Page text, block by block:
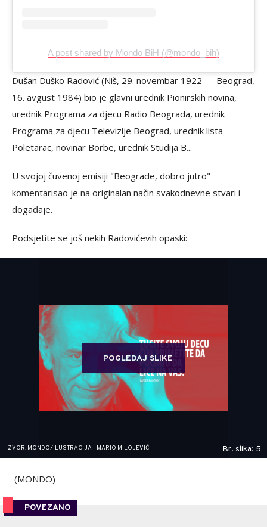
A post shared by Mondo BiH (@mondo_bih)
Dušan Duško Radović (Niš, 29. novembar 1922 — Beograd,
16. avgust 1984) bio je glavni urednik Pionirskih novina,
urednik Programa za djecu Radio Beograda, urednik
Programa za djecu Televizije Beograd, urednik lista
Poletarac, novinar Borbe, urednik Studija B...
U svojoj čuvenoj emisiji "Beograde, dobro jutro"
komentarisao je na originalan način svakodnevne stvari i
događaje.
Podsjetite se još nekih Radovićevih opaski:
POGLEDAJ SLIKE
IZVOR: MONDO/ILUSTRACIJA - MARIO MILOJEVIĆ Br. slika: 5
(MONDO)
POVEZANO